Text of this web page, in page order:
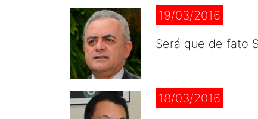
19/03/2016
Será que de fato
18/03/2016